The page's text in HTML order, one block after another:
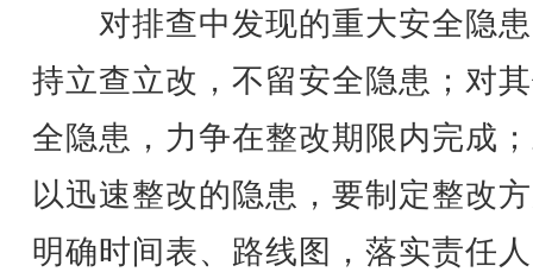
对排查中发现的重大安全隐
持立查立改，不留安全隐患；对
全隐患，力争在整改期限内完成
以迅速整改的隐患，要制定整改
明确时间表、路线图，落实责任